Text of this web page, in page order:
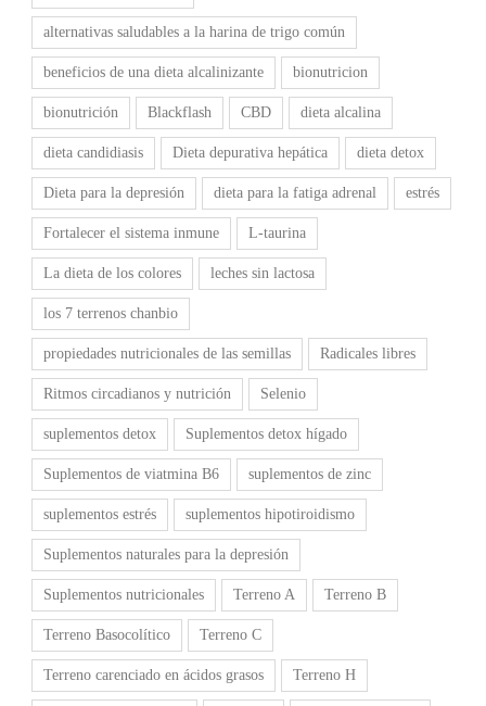
alternativas saludables a la harina de trigo común
beneficios de una dieta alcalinizante bionutricion
bionutrición Blackflash CBD dieta alcalina
dieta candidiasis Dieta depurativa hepática dieta detox
Dieta para la depresión dieta para la fatiga adrenal estrés
Fortalecer el sistema inmune L-taurina
La dieta de los colores leches sin lactosa
los 7 terrenos chanbio
propiedades nutricionales de las semillas Radicales libres
Ritmos circadianos y nutrición Selenio
suplementos detox Suplementos detox hígado
Suplementos de viatmina B6 suplementos de zinc
suplementos estrés suplementos hipotiroidismo
Suplementos naturales para la depresión
Suplementos nutricionales Terreno A Terreno B
Terreno Basocolítico Terreno C
Terreno carenciado en ácidos grasos Terreno H